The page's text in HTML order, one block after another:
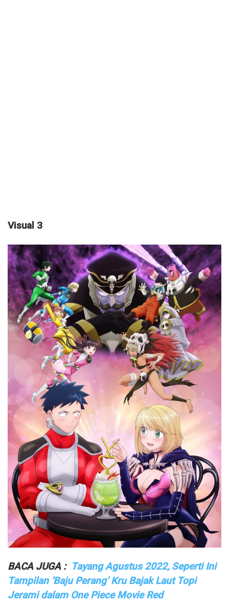
Visual 3
BACA JUGA : Tayang Agustus 2022, Seperti Ini
Tampilan ‘Baju Perang’ Kru Bajak Laut Topi
Jerami dalam One Piece Movie Red